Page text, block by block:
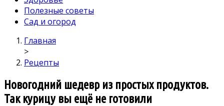
Полезные советы
Сад и огород
Главная
>
Рецепты
Новогодний шедевр из простых продуктов.
Так курицу вы ещё не готовили